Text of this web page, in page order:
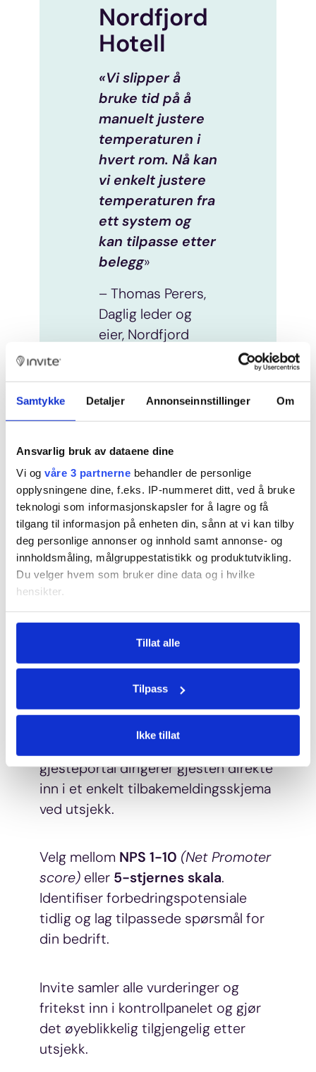
Samtykke Detaljer Annonseinnstillinger Om
Ansvarlig bruk av dataene dine
Vi og våre 3 partnerne behandler de personlige
opplysningene dine, f.eks. IP-nummeret ditt, ved å bruke
teknologi som informasjonskapsler for å lagre og få
tilgang til informasjon på enheten din, sånn at vi kan tilby
deg personlige annonser og innhold samt annonse- og
innholdsmåling, målgruppestatistikk og produktutvikling.
Du velger hvem som bruker dine data og i hvilke
hensikter.
Hvis du gir oss lov, vil vi også gjerne:
Innhente informasjon om den geografiske
beliggenheten din, som kan være nøyaktig innenfor
Identifisere enheten din ved å aktivt skanne den
for bestemte karakteristikker (fingeravtrykk)
kan du lese om hvordan dine personlige
brukes. Du kan hele tiden endre eller trekke tilbake ditt
samtykke fra erklæringen om informasjonskapsler.
Vi bruker cookies for å analysere trafikken vår, levere
personlig preg.
Vi deler dessuten informasjon om hvordan du bruker
nettstedet vårt, med partnerne våre innen sosiale medier,
annonsering og analysearbeid, som kan kombinere den
med annen informasjon du har gjort tilgjengelig for dem,
Tillat alle
Tilpass
Ikke tillat
Nordfjord
Hotell
«Vi slipper å
bruke tid på å
manuelt justere
temperaturen i
hvert rom. Nå kan
vi enkelt justere
temperaturen fra
ett system og
kan tilpasse etter
belegg»
– Thomas Perers,
Daglig leder og
eier, Nordfjord
Les mer
Gjestevurderinger
Få direkte tilbakemelding fra gjesten
gjesteportal dirigerer gjesten direkte
inn i et enkelt tilbakemeldingsskjema
ved utsjekk.
Velg mellom NPS 1-10 (Net Promoter
score) eller 5-stjernes skala.
Identifiser forbedringspotensiale
tidlig og lag tilpassede spørsmål for
din bedrift.
Invite samler alle vurderinger og
fritekst inn i kontrollpanelet og gjør
det øyeblikkelig tilgjengelig etter
utsjekk.